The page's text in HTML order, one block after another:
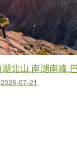
2026-07-21